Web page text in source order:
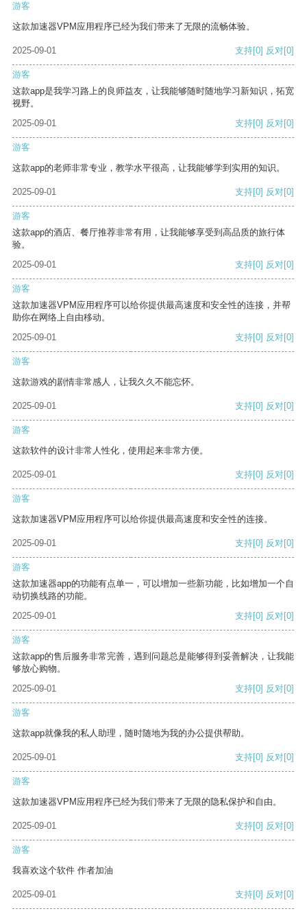
游客
这款加速器VPM应用程序已经为我们带来了无限的流畅体验。
2025-09-01 支持[0] 反对[0]
游客
这款app是我学习路上的良师益友，让我能够随时随地学习新知识，拓宽
视野。
2025-09-01
支持[0] 反对[0]
游客
这款app的老师非常专业，教学水平很高，让我能够学到实用的知识。
2025-09-01 支持[0] 反对[0]
游客
这款app的酒店、餐厅推荐非常有用，让我能够享受到高品质的旅行体
验。
2025-09-01
支持[0] 反对[0]
游客
这款加速器VPM应用程序可以给你提供最高速度和安全性的连接，并帮
助你在网络上自由移动。
2025-09-01
支持[0] 反对[0]
游客
这款游戏的剧情非常感人，让我久久不能忘怀。
2025-09-01 支持[0] 反对[0]
游客
这款软件的设计非常人性化，使用起来非常方便。
2025-09-01 支持[0] 反对[0]
游客
这款加速器VPM应用程序可以给你提供最高速度和安全性的连接。
2025-09-01 支持[0] 反对[0]
游客
这款加速器app的功能有点单一，可以增加一些新功能，比如增加一个自
动切换线路的功能。
2025-09-01
支持[0] 反对[0]
游客
这款app的售后服务非常完善，遇到问题总是能够得到妥善解决，让我能
够放心购物。
2025-09-01
支持[0] 反对[0]
游客
这款app就像我的私人助理，随时随地为我的办公提供帮助。
2025-09-01 支持[0] 反对[0]
游客
这款加速器VPM应用程序已经为我们带来了无限的隐私保护和自由。
2025-09-01 支持[0] 反对[0]
游客
我喜欢这个软件 作者加油
2025-09-01 支持[0] 反对[0]